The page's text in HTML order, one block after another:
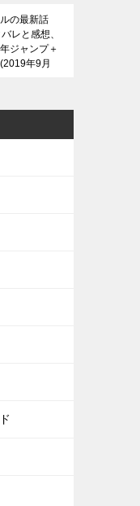
の最新話
レと感想、
ジャンプ＋
2019年9月